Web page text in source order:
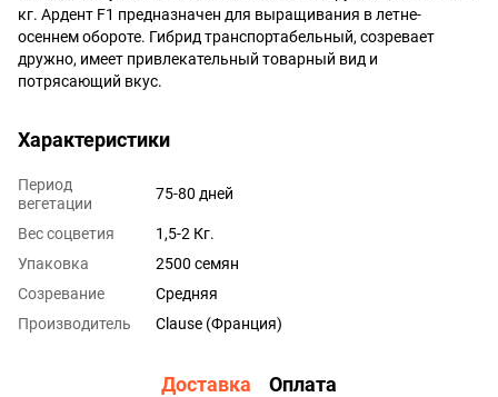
кг. Ардент F1 предназначен для выращивания в летне-
осеннем обороте. Гибрид транспортабельный, созревает
дружно, имеет привлекательный товарный вид и
потрясающий вкус.
Характеристики
Период
вегетации
75-80 дней
Вес соцветия
1,5-2 Кг.
Упаковка
2500 семян
Cозревание
Средняя
Производитель
Clause (Франция)
Доставка Оплата